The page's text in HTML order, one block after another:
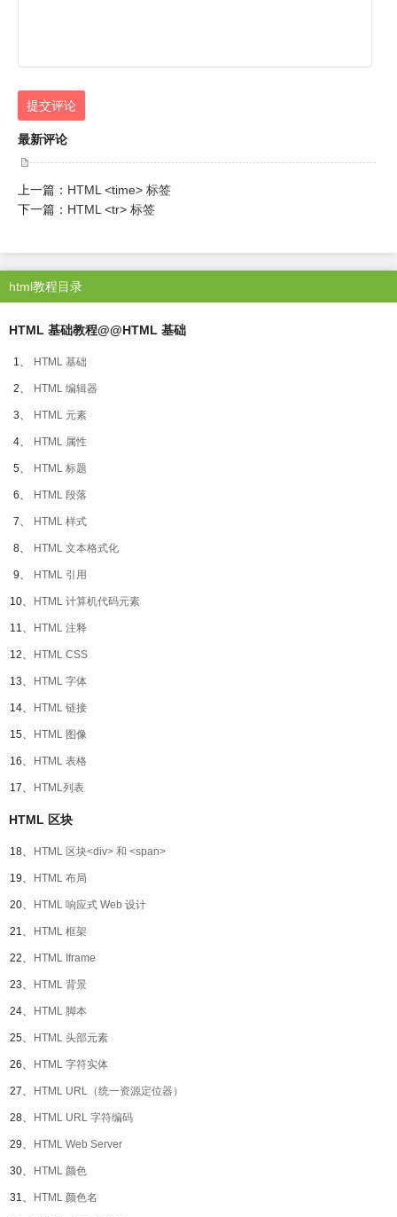
提交评论
最新评论
上一篇： HTML <time> 标签
下一篇： HTML <tr> 标签
html教程目录
HTML 基础教程@@HTML 基础
1、 HTML 基础
2、 HTML 编辑器
3、 HTML 元素
4、 HTML 属性
5、 HTML 标题
6、 HTML 段落
7、 HTML 样式
8、 HTML 文本格式化
9、 HTML 引用
10、 HTML 计算机代码元素
11、 HTML 注释
12、 HTML CSS
13、 HTML 字体
14、 HTML 链接
15、 HTML 图像
16、 HTML 表格
17、 HTML列表
HTML 区块
18、 HTML 区块<div> 和 <span>
19、 HTML 布局
20、 HTML 响应式 Web 设计
21、 HTML 框架
22、 HTML Iframe
23、 HTML 背景
24、 HTML 脚本
25、 HTML 头部元素
26、 HTML 字符实体
27、 HTML URL（统一资源定位器）
28、 HTML URL 字符编码
29、 HTML Web Server
30、 HTML 颜色
31、 HTML 颜色名